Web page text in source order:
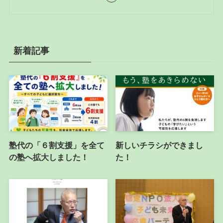
新着記事
塾代の「６割支援」を全て
の塾へ拡大しました！
新しいチラシができまし
た！